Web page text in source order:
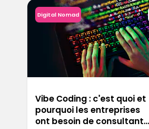
Digital Nomad
Vibe Coding : c'est quoi et
pourquoi les entreprises
ont besoin de consultants